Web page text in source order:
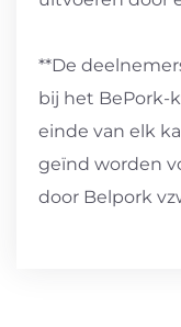
**De
bij het BePork-
einde van elk
geïnd worden
door Belpork